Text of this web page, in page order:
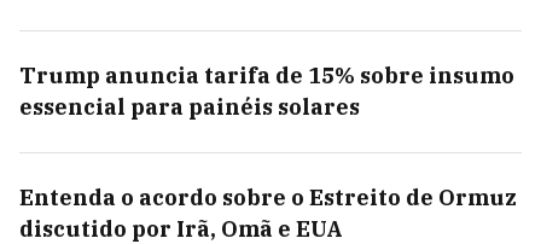
Trump anuncia tarifa de 15% sobre insumo
essencial para painéis solares
Entenda o acordo sobre o Estreito de Ormuz
discutido por Irã, Omã e EUA